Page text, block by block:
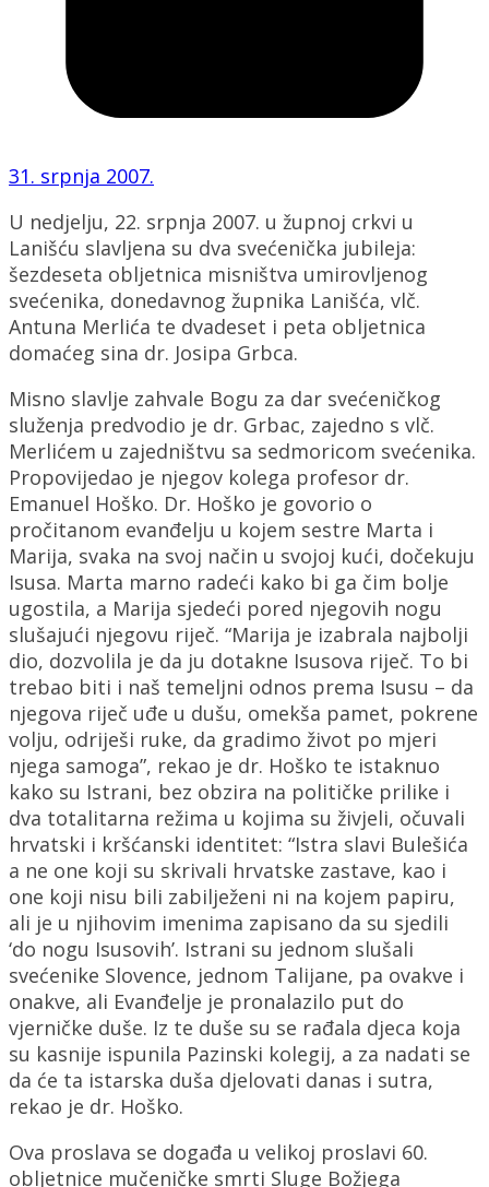
31. srpnja 2007.
U nedjelju, 22. srpnja 2007. u župnoj crkvi u
Lanišću slavljena su dva svećenička jubileja:
šezdeseta obljetnica misništva umirovljenog
svećenika, donedavnog župnika Lanišća, vlč.
Antuna Merlića te dvadeset i peta obljetnica
domaćeg sina dr. Josipa Grbca.
Misno slavlje zahvale Bogu za dar svećeničkog
služenja predvodio je dr. Grbac, zajedno s vlč.
Merlićem u zajedništvu sa sedmoricom svećenika.
Propovijedao je njegov kolega profesor dr.
Emanuel Hoško. Dr. Hoško je govorio o
pročitanom evanđelju u kojem sestre Marta i
Marija, svaka na svoj način u svojoj kući, dočekuju
Isusa. Marta marno radeći kako bi ga čim bolje
ugostila, a Marija sjedeći pored njegovih nogu
slušajući njegovu riječ. “Marija je izabrala najbolji
dio, dozvolila je da ju dotakne Isusova riječ. To bi
trebao biti i naš temeljni odnos prema Isusu – da
njegova riječ uđe u dušu, omekša pamet, pokrene
volju, odriješi ruke, da gradimo život po mjeri
njega samoga”, rekao je dr. Hoško te istaknuo
kako su Istrani, bez obzira na političke prilike i
dva totalitarna režima u kojima su živjeli, očuvali
hrvatski i kršćanski identitet: “Istra slavi Bulešića
a ne one koji su skrivali hrvatske zastave, kao i
one koji nisu bili zabilježeni ni na kojem papiru,
ali je u njihovim imenima zapisano da su sjedili
‘do nogu Isusovih’. Istrani su jednom slušali
svećenike Slovence, jednom Talijane, pa ovakve i
onakve, ali Evanđelje je pronalazilo put do
vjerničke duše. Iz te duše su se rađala djeca koja
su kasnije ispunila Pazinski kolegij, a za nadati se
da će ta istarska duša djelovati danas i sutra,
rekao je dr. Hoško.
Ova proslava se događa u velikoj proslavi 60.
obljetnice mučeničke smrti Sluge Božjega